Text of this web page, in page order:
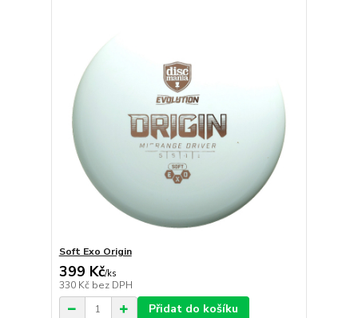
Soft Exo Origin
399 Kč/ks
330 Kč bez DPH
Přidat do košíku